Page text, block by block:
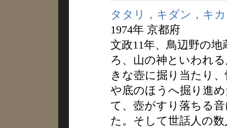
タタリ，キダン，キ
1974年 京都府
文政11年、鳥辺野の
ろ、山の神といわれ
きな壺に掘り当たり
や底のほうへ掘り進
て、壺がすり落ちる
た。そして世話人の